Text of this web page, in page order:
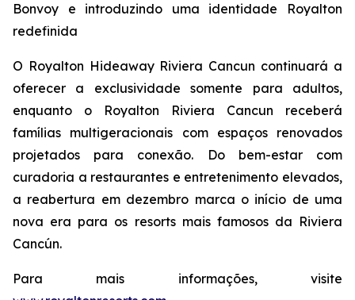
Bonvoy e introduzindo uma identidade Royalton
redefinida
O Royalton Hideaway Riviera Cancun continuará a
oferecer a exclusividade somente para adultos,
enquanto o Royalton Riviera Cancun receberá
famílias multigeracionais com espaços renovados
projetados para conexão. Do bem-estar com
curadoria a restaurantes e entretenimento elevados,
a reabertura em dezembro marca o início de uma
nova era para os resorts mais famosos da Riviera
Cancún.
Para mais informações, visite